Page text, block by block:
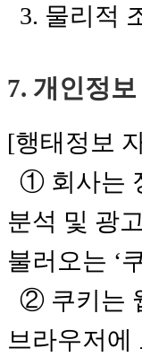
3. 물리적
7. 개인정
[행태정보
① 회사는
분석 및 광
불러오는 ‘
② 쿠키는
브라우저에